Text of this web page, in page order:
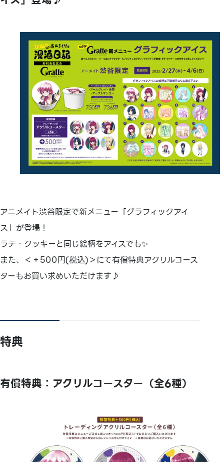
アニメイト渋谷限定で新メニュー「グラフィックアイ
ス」が登場！
ラテ・クッキーと同じ絵柄をアイスでも✨
また、＜＋500円(税込)＞にて有償特典アクリルコース
ターもお買い求めいただけます♪
特典
有償特典：アクリルコースター（全6種）